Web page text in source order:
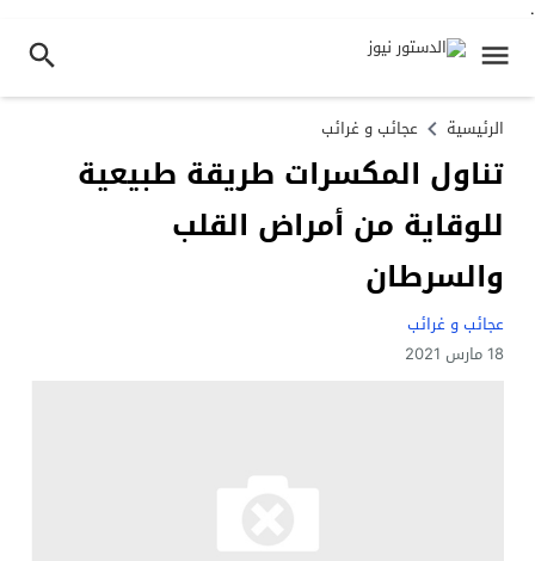
.
الرئيسية عجائب و غرائب
تناول المكسرات طريقة طبيعية
للوقاية من أمراض القلب
والسرطان
عجائب و غرائب
18 مارس 2021